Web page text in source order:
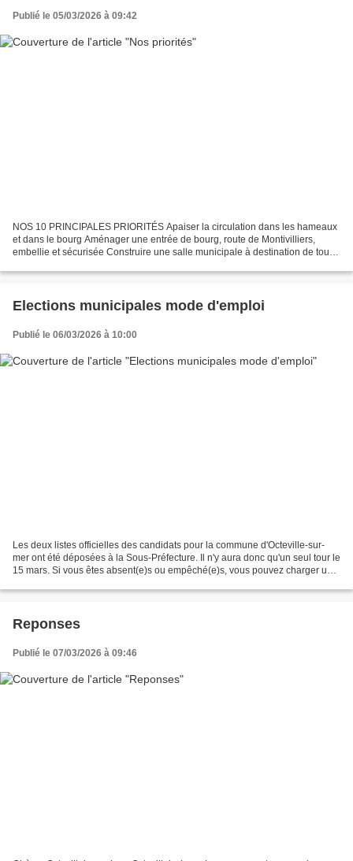
Publié le 05/03/2026 à 09:42
NOS 10 PRINCIPALES PRIORITÉS Apaiser la circulation dans les hameaux
et dans le bourg Aménager une entrée de bourg, route de Montivilliers,
embellie et sécurisée Construire une salle municipale à destination de tous
Elections municipales mode d'emploi
Publié le 06/03/2026 à 10:00
Les deux listes officielles des candidats pour la commune d'Octeville-sur-
mer ont été déposées à la Sous-Préfecture. Il n'y aura donc qu'un seul tour le
15 mars. Si vous êtes absent(e)s ou empêché(e)s, vous pouvez charger un
Reponses
Publié le 07/03/2026 à 09:46